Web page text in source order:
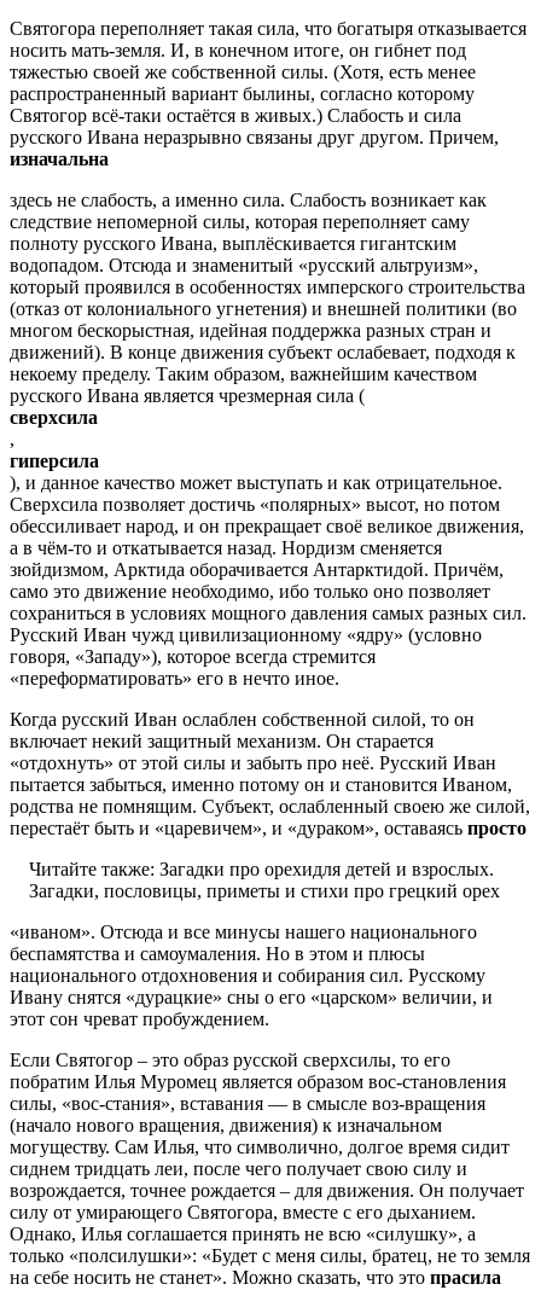
Святогора переполняет такая сила, что богатыря отказывается
носить мать-земля. И, в конечном итоге, он гибнет под
тяжестью своей же собственной силы. (Хотя, есть менее
распространенный вариант былины, согласно которому
Святогор всё-таки остаётся в живых.) Слабость и сила
русского Ивана неразрывно связаны друг другом. Причем,
изначальна
здесь не слабость, а именно сила. Слабость возникает как
следствие непомерной силы, которая переполняет саму
полноту русского Ивана, выплёскивается гигантским
водопадом. Отсюда и знаменитый «русский альтруизм»,
который проявился в особенностях имперского строительства
(отказ от колониального угнетения) и внешней политики (во
многом бескорыстная, идейная поддержка разных стран и
движений). В конце движения субъект ослабевает, подходя к
некоему пределу. Таким образом, важнейшим качеством
русского Ивана является чрезмерная сила (
сверхсила
,
гиперсила
), и данное качество может выступать и как отрицательное.
Сверхсила позволяет достичь «полярных» высот, но потом
обессиливает народ, и он прекращает своё великое движения,
а в чём-то и откатывается назад. Нордизм сменяется
зюйдизмом, Арктида оборачивается Антарктидой. Причём,
само это движение необходимо, ибо только оно позволяет
сохраниться в условиях мощного давления самых разных сил.
Русский Иван чужд цивилизационному «ядру» (условно
говоря, «Западу»), которое всегда стремится
«переформатировать» его в нечто иное.
Когда русский Иван ослаблен собственной силой, то он
включает некий защитный механизм. Он старается
«отдохнуть» от этой силы и забыть про неё. Русский Иван
пытается забыться, именно потому он и становится Иваном,
родства не помнящим. Субъект, ослабленный своею же силой,
перестаёт быть и «царевичем», и «дураком», оставаясь просто
Читайте также: Загадки про орехидля детей и взрослых.
Загадки, пословицы, приметы и стихи про грецкий орех
«иваном». Отсюда и все минусы нашего национального
беспамятства и самоумаления. Но в этом и плюсы
национального отдохновения и собирания сил. Русскому
Ивану снятся «дурацкие» сны о его «царском» величии, и
этот сон чреват пробуждением.
Если Святогор – это образ русской сверхсилы, то его
побратим Илья Муромец является образом вос-становления
силы, «вос-стания», вставания — в смысле воз-вращения
(начало нового вращения, движения) к изначальном
могуществу. Сам Илья, что символично, долгое время сидит
сиднем тридцать леи, после чего получает свою силу и
возрождается, точнее рождается – для движения. Он получает
силу от умирающего Святогора, вместе с его дыханием.
Однако, Илья соглашается принять не всю «силушку», а
только «полсилушки»: «Будет с меня силы, братец, не то земля
на себе носить не станет». Можно сказать, что это прасила